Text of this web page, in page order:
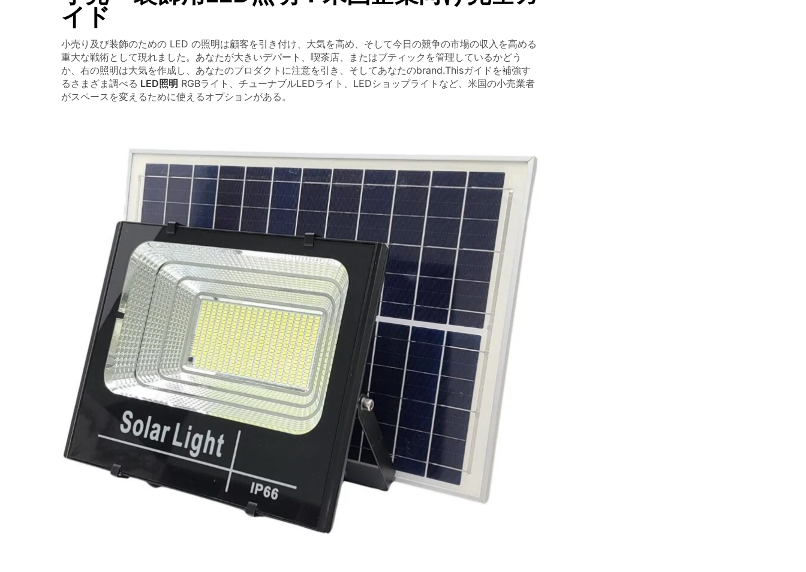
イド
小売り及び装飾のための LED の照明は顧客を引き付け、大気を高め、そして今日の競争の市場の収入を高める
重大な戦術として現れました。あなたが大きいデパート、喫茶店、またはブティックを管理しているかどう
か、右の照明は大気を作成し、あなたのプロダクトに注意を引き、そしてあなたのbrand.Thisガイドを補強す
るさまざま調べる LED照明 RGBライト、チューナブルLEDライト、LEDショップライトなど、米国の小売業者
がスペースを変えるために使えるオプションがある。